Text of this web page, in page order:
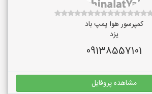
کمپرسور هوا پمپ باد
یزد
09138557101
مشاهده پروفایل